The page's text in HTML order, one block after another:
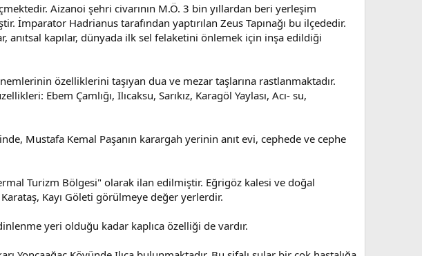
Aizanoi şehri civarının M.Ö. 3 bin yıllardan beri yerleşim
İmparator Hadrianus tarafından yaptırılan Zeus Tapınağı bu ilçededir.
kapılar, dünyada ilk sel felaketini önlemek için inşa edildiği
özelliklerini taşıyan dua ve mezar taşlarına rastlanmaktadır.
Ebem Çamlığı, Ilıcaksu, Sarıkız, Karagöl Yaylası, Acı- su,
Mustafa Kemal Paşanın karargah yerinin anıt evi, cephede ve cephe
Turizm Bölgesi" olarak ilan edilmiştir. Eğrigöz kalesi ve doğal
Kayı Göleti görülmeye değer yerlerdir.
yeri olduğu kadar kaplıca özelliği de vardır.